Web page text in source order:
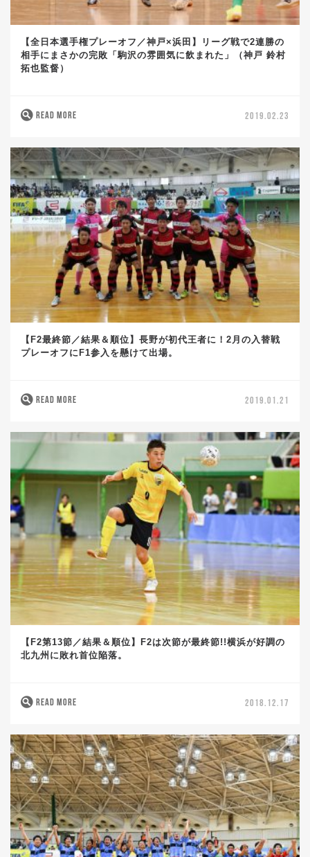
【全日本選手権プレーオフ／神戸×浜田】リーグ戦で2連勝の
相手にまさかの完敗「駒沢の雰囲気に飲まれた」（神戸 鈴村
拓也監督）
READ MORE 2019.02.23
【F2最終節／結果＆順位】長野が初代王者に！2月の入替戦
プレーオフにF1参入を懸けて出場。
READ MORE 2019.01.21
【F2第13節／結果＆順位】F2は次節が最終節!!横浜が好調の
北九州に敗れ首位陥落。
READ MORE 2018.12.17